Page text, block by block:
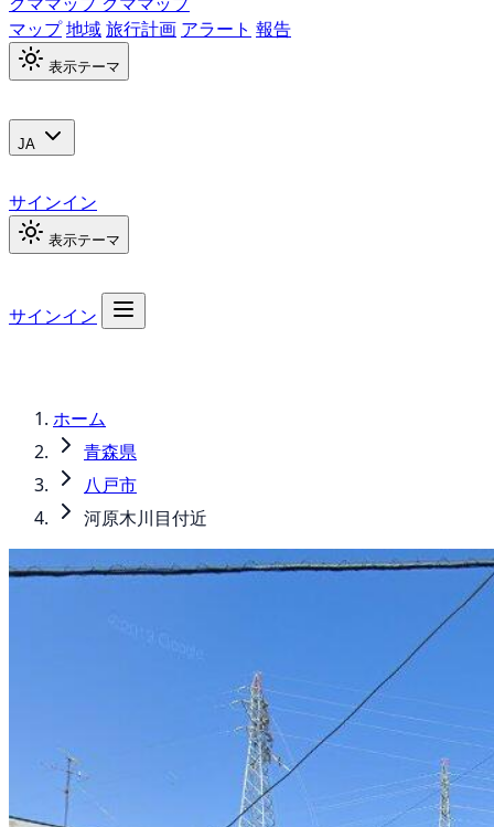
マップ地域旅行計画 アラート 報告
表示テーマ
JA
サインイン
表示テーマ
サインイン
ホーム
青森県
八戸市
河原木川目付近